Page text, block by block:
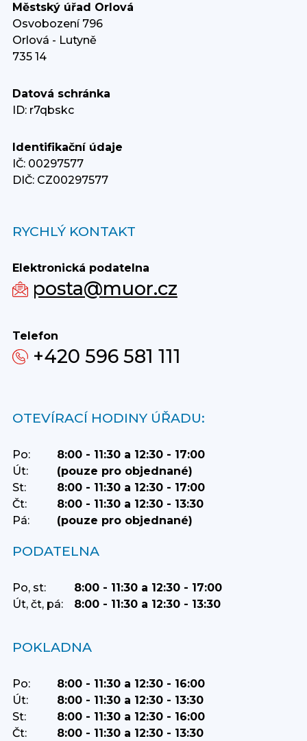
Městský úřad Orlová
Osvobození 796
Orlová - Lutyně
735 14
Datová schránka
ID: r7qbskc
Identifikační údaje
IČ: 00297577
DIČ: CZ00297577
RYCHLÝ KONTAKT
Elektronická podatelna
posta@muor.cz
Telefon
+420 596 581 111
OTEVÍRACÍ HODINY ÚŘADU:
Po:
8:00 - 11:30 a 12:30 - 17:00
Út:
(pouze pro objednané)
St:
8:00 - 11:30 a 12:30 - 17:00
Čt:
8:00 - 11:30 a 12:30 - 13:30
Pá:
(pouze pro objednané)
PODATELNA
Po, st:
8:00 - 11:30 a 12:30 - 17:00
Út, čt, pá:
8:00 - 11:30 a 12:30 - 13:30
POKLADNA
Po:
8:00 - 11:30 a 12:30 - 16:00
Út:
8:00 - 11:30 a 12:30 - 13:30
St:
8:00 - 11:30 a 12:30 - 16:00
Čt:
8:00 - 11:30 a 12:30 - 13:30